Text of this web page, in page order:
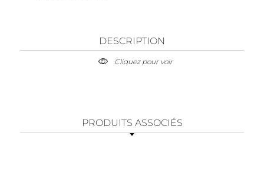
DESCRIPTION
Cliquez pour voir
PRODUITS ASSOCIÉS